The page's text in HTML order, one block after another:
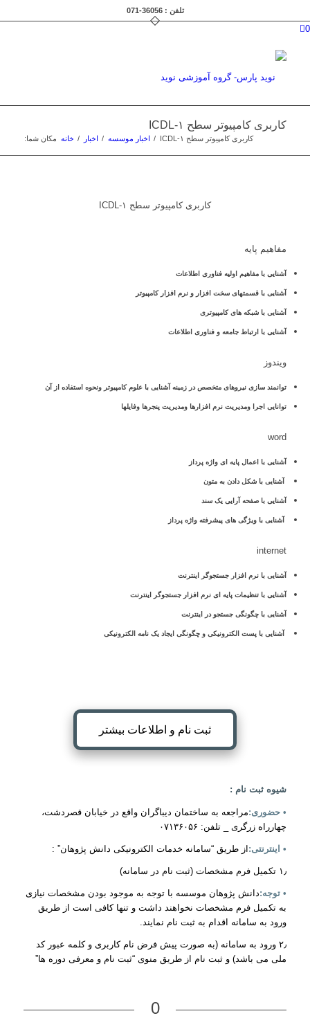
تلفن : 36056-071
0
کاربری کامپیوتر سطح ۱-ICDL
مکان شما: خانه / اخبار / اخبار موسسه / کاربری کامپیوتر سطح ۱-ICDL
کاربری کامپیوتر سطح ۱-ICDL
مفاهیم پایه
آشنایی با مفاهیم اولیه فناوری اطلاعات
آشنایی با قسمتهای سخت افزار و نرم افزار کامپیوتر
آشنایی با شبکه های کامپیوتری
آشنایی با ارتباط جامعه و فناوری اطلاعات
ویندوز
توانمند سازی نیروهای متخصص در زمینه آشنایی با علوم کامپیوتر ونحوه استفاده از آن
توانایی اجرا ومدیریت نرم افزارها ومدیریت پنجرها وفایلها
word
آشنایی با اعمال پایه ای واژه پرداز
آشنایی با شکل دادن به متون
آشنایی با صفحه آرایی یک سند
آشنایی با ویژگی های پیشرفته واژه پرداز
internet
آشنایی با نرم افزار جستجوگر اینترنت
آشنایی با تنظیمات پایه ای نرم افزار جستجوگر اینترنت
آشنایی با چگونگی جستجو در اینترنت
آشنایی با پست الکترونیکی و چگونگی ایجاد یک نامه الکترونیکی
ثبت نام و اطلاعات بیشتر
شیوه ثبت نام :
• حضوری:مراجعه به ساختمان دیباگران واقع در خیابان قصردشت،
چهارراه زرگری _ تلفن: ۰۷۱۳۶۰۵۶
• اینترنتی:از طریق “سامانه خدمات الکترونیکی دانش پژوهان” :
۱٫ تکمیل فرم مشخصات (ثبت نام در سامانه)
• توجه:دانش پژوهان موسسه با توجه به موجود بودن مشخصات نیازی
به تکمیل فرم مشخصات نخواهند داشت و تنها کافی است از طریق
ورود به سامانه اقدام به ثبت نام نمایند.
۲٫ ورود به سامانه (به صورت پیش فرض نام کاربری و کلمه عبور کد
ملی می باشد) و ثبت نام از طریق منوی “ثبت نام و معرفی دوره ها”
0